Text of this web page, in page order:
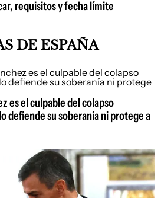
requisitos y fecha límite
DE ESPAÑA
es el culpable del colapso
defiende su soberanía ni protege a